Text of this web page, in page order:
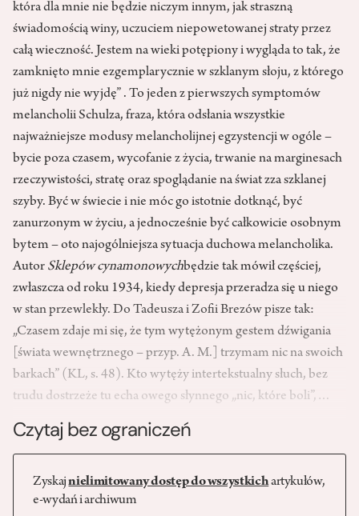
która dla mnie nie będzie niczym innym, jak straszną
świadomością winy, uczuciem niepowetowanej straty przez
całą wieczność. Jestem na wieki potępiony i wygląda to tak, że
zamknięto mnie ezgemplarycznie w szklanym słoju, z którego
już nigdy nie wyjdę” . To jeden z pierwszych symptomów
melancholii Schulza, fraza, która odsłania wszystkie
najważniejsze modusy melancholijnej egzystencji w ogóle –
bycie poza czasem, wycofanie z życia, trwanie na marginesach
rzeczywistości, stratę oraz spoglądanie na świat zza szklanej
szyby. Być w świecie i nie móc go istotnie dotknąć, być
zanurzonym w życiu, a jednocześnie być całkowicie osobnym
bytem – oto najogólniejsza sytuacja duchowa melancholika.
Autor Sklepów cynamonowychbędzie tak mówił częściej,
zwłaszcza od roku 1934, kiedy depresja przeradza się u niego
w stan przewlekły. Do Tadeusza i Zofii Brezów pisze tak:
„Czasem zdaje mi się, że tym wytężonym gestem dźwigania
[świata wewnętrznego – przyp. A. M.] trzymam nic na swoich
barkach” (KL, s. 48). Kto wytęży intertekstualny słuch, bez
trudu dostrzeże tu echa owego słynnego „nic, które boli”,…
Czytaj bez ograniczeń
Zyskajnielimitowany dostęp do wszystkichartykułów,
e-wydań i archiwum